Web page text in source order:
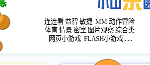
连连看 益智 敏捷 MM 动作冒险
体育 情景 密室 图片观察 综合类
网页小游戏 FLASH小游戏......